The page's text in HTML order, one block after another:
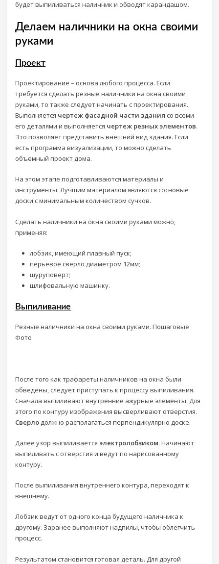
будет выпиливаться наличник и обводят карандашом.
Делаем наличники на окна своими
руками
Проект
Проектирование – основа любого процесса. Если
требуется сделать резные наличники на окна своими
руками, то также следует начинать с проектирования.
Выполняется чертеж фасадной части здания со всеми
его деталями и выполняется чертеж резных элементов.
Это позволяет представить внешний вид здания. Если
есть программа визуализации, то можно сделать
объемный проект дома.
На этом этапе подготавливаются материалы и
инструменты. Лучшим материалом являются сосновые
доски с минимальным количеством сучков.
Сделать наличники на окна своими руками можно,
применяя:
лобзик, имеющий плавный пуск;
перьевое сверло диаметром 12мм;
шуруповерт;
шлифовальную машинку.
Выпиливание
Резные наличники на окна своими руками. Пошаговые
Фото
После того как трафареты наличников на окна были
обведены, следует приступать к процессу выпиливания.
Сначала выпиливают внутренние ажурные элементы. Для
этого по контуру изображения высверливают отверстия.
Сверло должно располагаться перпендикулярно доске.
Далее узор выпиливается электролобзиком. Начинают
выпиливать с отверстия и ведут по нарисованному
контуру.
После выпиливания внутреннего контура, переходят к
внешнему.
Лобзик ведут от одного конца будущего наличника к
другому. Заранее выполняют надпилы, чтобы облегчить
процесс.
Результатом становится готовая деталь. Для другой